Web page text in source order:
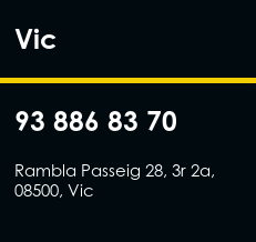
Vic
93 886 83 70
Rambla Passeig 28, 3r 2a,
08500, Vic